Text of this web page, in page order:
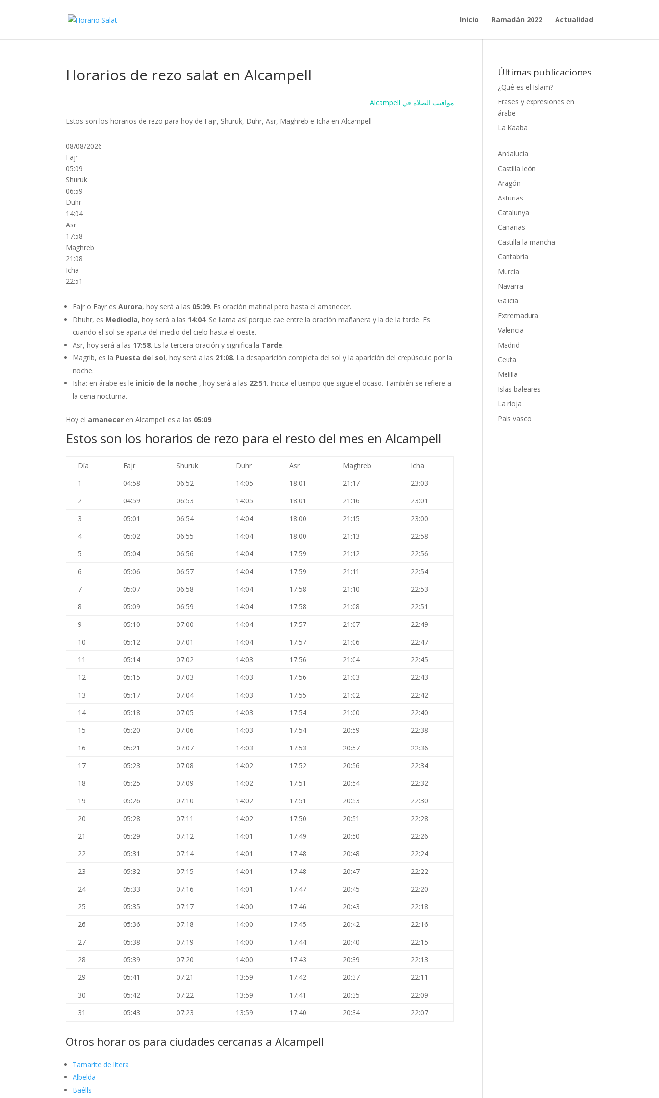
Inicio Ramadán 2022 Actualidad
Horarios de rezo salat en Alcampell
Alcampell مواقيت الصلاة في
Estos son los horarios de rezo para hoy de Fajr, Shuruk, Duhr, Asr, Maghreb e Icha en Alcampell
08/08/2026
Fajr
05:09
Shuruk
06:59
Duhr
14:04
Asr
17:58
Maghreb
21:08
Icha
22:51
Fajr o Fayr esAurora, hoy será a las 05:09. Es oración matinal pero hasta el amanecer.
Dhuhr, es Mediodía, hoy será a las 14:04. Se llama así porque cae entre la oración mañanera y la de la tarde. Es
cuando el sol se aparta del medio del cielo hasta el oeste.
Asr, hoy será a las 17:58. Es la tercera oración y significa la Tarde.
Magrib, es la Puesta del sol, hoy será a las 21:08. La desaparición completa del sol y la aparición del crepúsculo por la
noche.
Isha: en árabe es le inicio de la noche , hoy será a las 22:51. Indica el tiempo que sigue el ocaso. También se refiere a
la cena nocturna.
Hoy el amanecer en Alcampell es a las 05:09.
Estos son los horarios de rezo para el resto del mes en Alcampell
Día Fajr Shuruk Duhr Asr Maghreb
Icha
1
04:58 06:52 14:05 18:01 21:17
23:03
2
04:59 06:53 14:05 18:01 21:16
23:01
3
05:01 06:54 14:04 18:00 21:15
23:00
4
05:02 06:55 14:04 18:00 21:13
22:58
5
05:04 06:56 14:04 17:59 21:12
22:56
6
05:06 06:57 14:04 17:59 21:11
22:54
7
05:07 06:58 14:04 17:58 21:10
22:53
8
05:09 06:59 14:04 17:58 21:08
22:51
9
05:10 07:00 14:04 17:57 21:07
22:49
10
05:12 07:01 14:04 17:57 21:06
22:47
11
05:14 07:02 14:03 17:56 21:04
22:45
12
05:15 07:03 14:03 17:56 21:03
22:43
13
05:17 07:04 14:03 17:55 21:02
22:42
14
05:18 07:05 14:03 17:54 21:00
22:40
15
05:20 07:06 14:03 17:54 20:59
22:38
16
05:21 07:07 14:03 17:53 20:57
22:36
17
05:23 07:08 14:02 17:52 20:56
22:34
18
05:25 07:09 14:02 17:51 20:54
22:32
19
05:26 07:10 14:02 17:51 20:53
22:30
20
05:28 07:11 14:02 17:50 20:51
22:28
21
05:29 07:12 14:01 17:49 20:50
22:26
22
05:31 07:14 14:01 17:48 20:48
22:24
23
05:32 07:15 14:01 17:48 20:47
22:22
24
05:33 07:16 14:01 17:47 20:45
22:20
25
05:35 07:17 14:00 17:46 20:43
22:18
26
05:36 07:18 14:00 17:45 20:42
22:16
27
05:38 07:19 14:00 17:44 20:40
22:15
28
05:39 07:20 14:00 17:43 20:39
22:13
29
05:41 07:21 13:59 17:42 20:37
22:11
30
05:42 07:22 13:59 17:41 20:35
22:09
31
05:43 07:23 13:59 17:40 20:34 22:07
Otros horarios para ciudades cercanas a Alcampell
Tamarite de litera
Albelda
Baélls
Últimas publicaciones
¿Qué es el Islam?
Frases y expresiones en
árabe
La Kaaba
Andalucía
Castilla león
Aragón
Asturias
Catalunya
Canarias
Castilla la mancha
Cantabria
Murcia
Navarra
Galicia
Extremadura
Valencia
Madrid
Ceuta
Melilla
Islas baleares
La rioja
País vasco